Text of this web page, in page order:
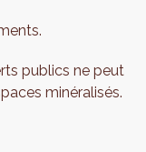
publics ne peut
minéralisés.